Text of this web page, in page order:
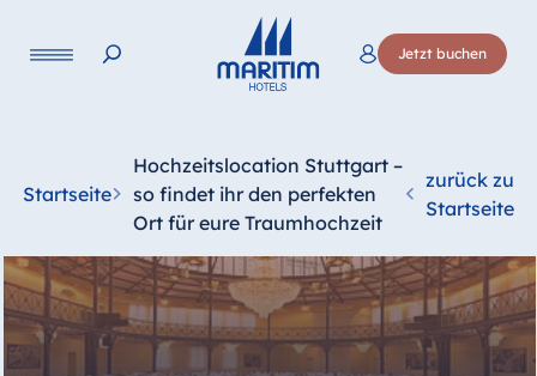
Jetzt buchen
Startseite
Hochzeitslocation Stuttgart –
so findet ihr den perfekten
Ort für eure Traumhochzeit
zurück zu
Startseite